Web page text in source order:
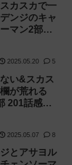
カスカで一
ンジのキャ
マン2部
2025.05.20 5
い&スカス
が荒れる
201話感
2025.05.07 8
とアサヨル